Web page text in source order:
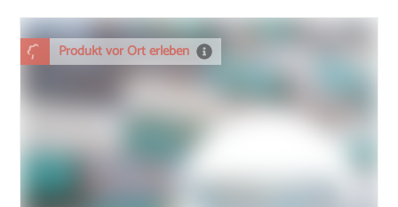
Produkt vor Ort erleben